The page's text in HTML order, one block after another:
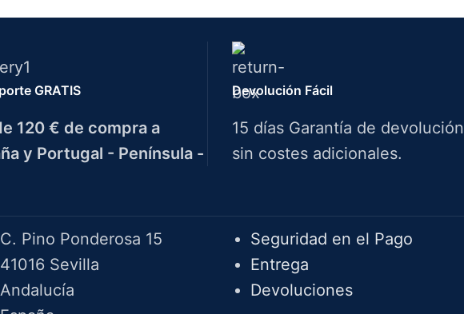
GRATIS
120 € de compra a
y Portugal - Península -
Devolución Fácil
15 días Garantía de devolución
sin costes adicionales.
C. Pino Ponderosa 15
41016 Sevilla
Andalucía
Seguridad en el Pago
Entrega
Devoluciones